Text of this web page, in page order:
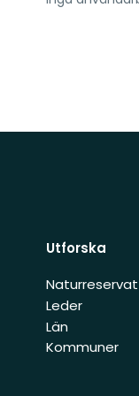
Utforska
Naturreservat
Leder
Län
Kommuner